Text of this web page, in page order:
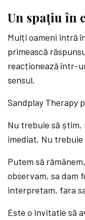
Un spațiu în
Mulți oameni intră
primească
reacționează într-
sensul.
Sandplay Therapy
Nu trebuie să
imediat. Nu
Putem să
observam, sa dam
interpretam, fara
Este o invitatie să